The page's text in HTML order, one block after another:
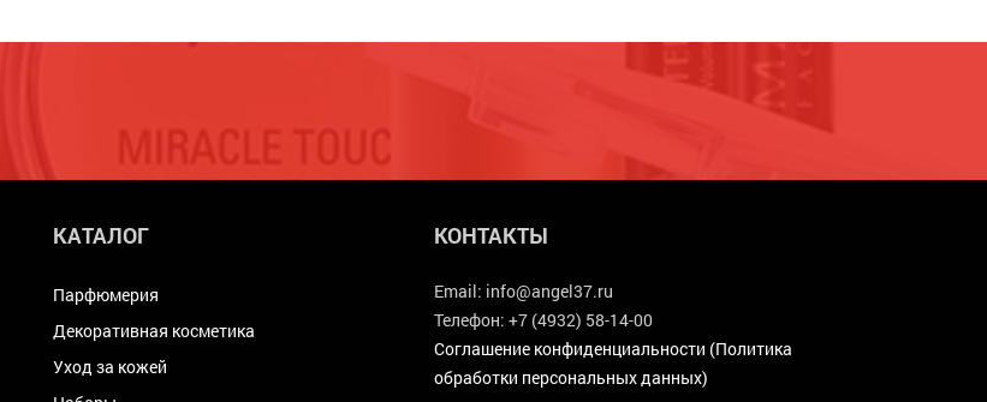
КАТАЛОГ
Парфюмерия
Декоративная косметика
Уход за кожей
КОНТАКТЫ
Email: info@angel37.ru
Телефон: +7 (4932) 58-14-00
Соглашение конфиденциальности (Политика
обработки персональных данных)